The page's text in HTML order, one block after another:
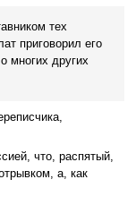
тех
приговорил его
многих других
что, распятый,
а, как